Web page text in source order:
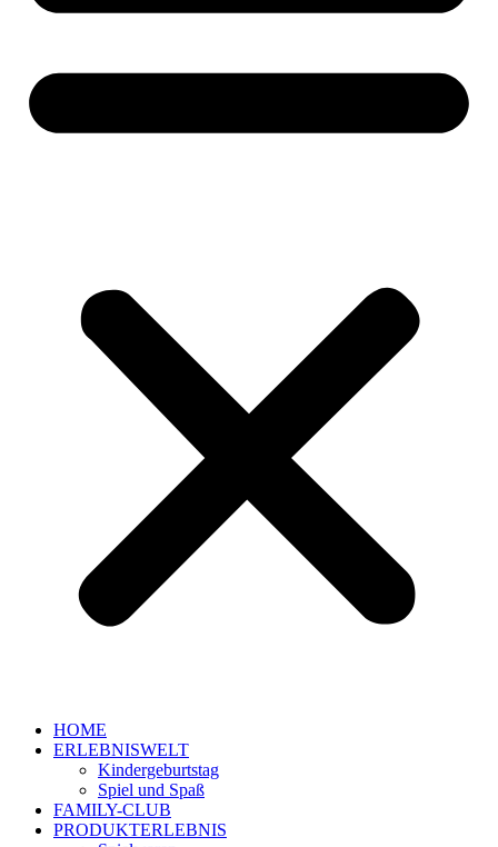
HOME
ERLEBNISWELT
Kindergeburtstag
Spiel und Spaß
FAMILY-CLUB
PRODUKTERLEBNIS